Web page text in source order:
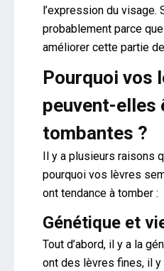
l’expression du visage.
probablement parce
améliorer cette partie
Pourquoi vos
peuvent-elles
tombantes ?
Il y a plusieurs raisons
pourquoi vos lèvres
ont tendance à tomber :
Génétique et
Tout d’abord, il y a la
ont des lèvres fines, il